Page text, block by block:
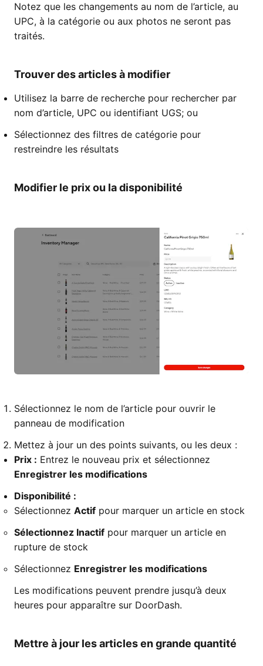
Notez que les changements au nom de l’article, au
UPC, à la catégorie ou aux photos ne seront pas
traités.
Trouver des articles à modifier
Utilisez la barre de recherche pour rechercher par
nom d’article, UPC ou identifiant UGS; ou
Sélectionnez des filtres de catégorie pour
restreindre les résultats
Modifier le prix ou la disponibilité
Sélectionnez le nom de l’article pour ouvrir le
panneau de modification
Mettez à jour un des points suivants, ou les deux :
Prix : Entrez le nouveau prix et sélectionnez
Enregistrer les modifications
Disponibilité :
Sélectionnez Actif pour marquer un article en stock
Sélectionnez Inactif pour marquer un article en
rupture de stock
Sélectionnez Enregistrer les modifications
Les modifications peuvent prendre jusqu’à deux
heures pour apparaître sur DoorDash.
Mettre à jour les articles en grande quantité